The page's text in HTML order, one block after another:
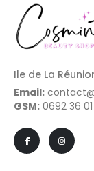
Ile de La
Email:
GSM: 0692 36